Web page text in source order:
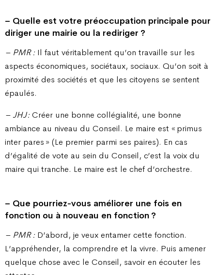
– Quelle est votre préoccupation principale pour
diriger une mairie ou la rediriger ?
– PMR :Il faut véritablement qu’on travaille sur les
aspects économiques, sociétaux, sociaux. Qu’on soit à
proximité des sociétés et que les citoyens se sentent
épaulés.
– JHJ : Créer une bonne collégialité, une bonne
ambiance au niveau du Conseil. Le maire est « primus
inter pares » (Le premier parmi ses paires). En cas
d’égalité de vote au sein du Conseil, c’est la voix du
maire qui tranche. Le maire est le chef d’orchestre.
– Que pourriez-vous améliorer une fois en
fonction ou à nouveau en fonction ?
– PMR :D’abord, je veux entamer cette fonction.
L’appréhender, la comprendre et la vivre. Puis amener
quelque chose avec le Conseil, savoir en écouter les